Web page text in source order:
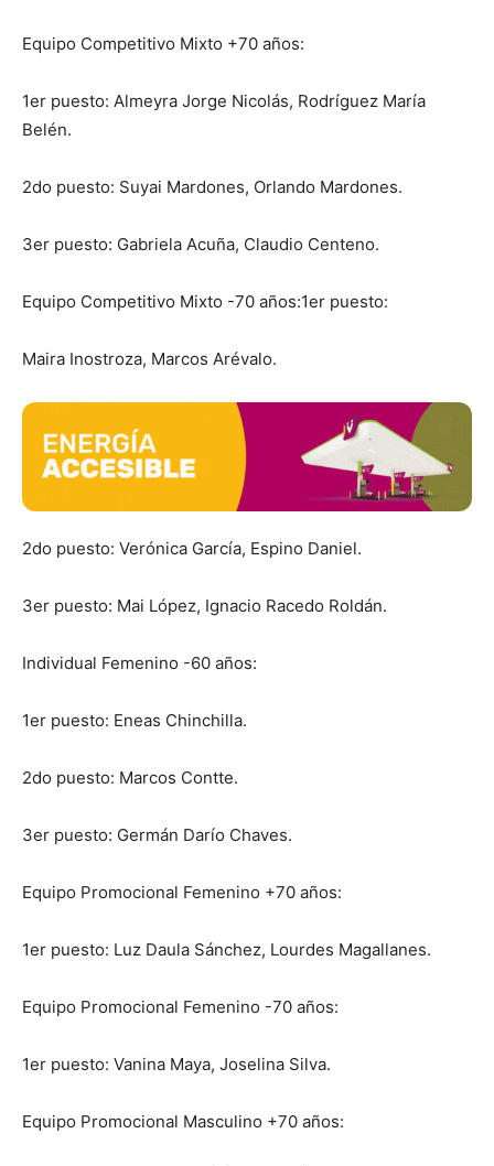
Equipo Competitivo Mixto +70 años:
1er puesto: Almeyra Jorge Nicolás, Rodríguez María
Belén.
2do puesto: Suyai Mardones, Orlando Mardones.
3er puesto: Gabriela Acuña, Claudio Centeno.
Equipo Competitivo Mixto -70 años:1er puesto:
Maira Inostroza, Marcos Arévalo.
2do puesto: Verónica García, Espino Daniel.
3er puesto: Mai López, Ignacio Racedo Roldán.
Individual Femenino -60 años:
1er puesto: Eneas Chinchilla.
2do puesto: Marcos Contte.
3er puesto: Germán Darío Chaves.
Equipo Promocional Femenino +70 años:
1er puesto: Luz Daula Sánchez, Lourdes Magallanes.
Equipo Promocional Femenino -70 años:
1er puesto: Vanina Maya, Joselina Silva.
Equipo Promocional Masculino +70 años: